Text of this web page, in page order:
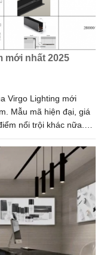
mới nhất 2025
Virgo Lighting mới
Mẫu mã hiện đại, giá
nổi trội khác nữa.
sẽ có giá thành
ray nam châm cập
Mời bạn đọc đón